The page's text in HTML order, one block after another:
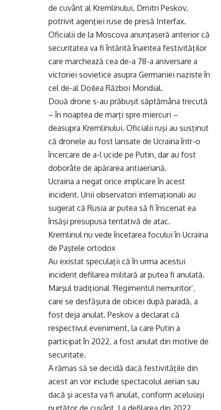
de cuvânt al Kremlinului, Dmitri Peskov,
potrivit agenţiei ruse de presă Interfax.
Oficialii de la Moscova anunţaseră anterior că
securitatea va fi întărită înaintea festivităţilor
care marchează cea de-a 78-a aniversare a
victoriei sovietice asupra Germaniei naziste în
cel de-al Doilea Război Mondial.
Două drone s-au prăbuşit săptămâna trecută
– în noaptea de marţi spre miercuri –
deasupra Kremlinului. Oficialii ruşi au susţinut
că dronele au fost lansate de Ucraina într-o
încercare de a-l ucide pe Putin, dar au fost
doborâte de apărarea antiaeriană.
Ucraina a negat orice implicare în acest
incident. Unii observatori internaţionali au
sugerat că Rusia ar putea să fi înscenat ea
însăşi presupusa tentativă de atac.
Kremlinul nu vede încetarea focului în Ucraina
de Paştele ortodox
Au existat speculaţii că în urma acestui
incident defilarea militară ar putea fi anulată.
Marşul tradiţional ‘Regimentul nemuritor’,
care se desfăşura de obicei după paradă, a
fost deja anulat. Peskov a declarat că
respectivul eveniment, la care Putin a
participat în 2022, a fost anulat din motive de
securitate.
A rămas să se decidă dacă festivităţile din
acest an vor include spectacolul aerian sau
dacă şi acesta va fi anulat, conform aceluiaşi
purtător de cuvânt. La defilarea din 2022,